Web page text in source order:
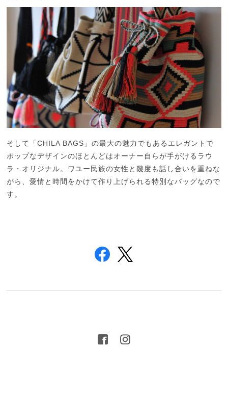
そして「CHILA BAGS」の最大の魅力でもあるエレガントで
ポップなデザインのほとんどはオーナー自らが手がけるラウ
ラ・オリジナル。ワユー民族の女性と幾度も話し合いを重ねな
がら、愛情と時間をかけて作り上げられる特別なバッグなので
す。